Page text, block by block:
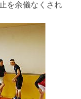
を余儀なくされ